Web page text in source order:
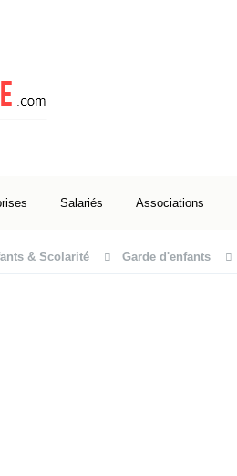
Salariés Associations
& Scolarité Garde d'enfants